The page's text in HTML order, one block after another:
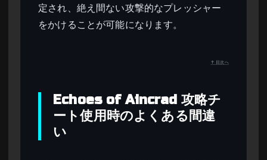
定され、絶え間ない攻撃的なプレッシャー
をかけることが可能になります。
↑ 目次へ
Echoes of Aincrad 攻略チ
ート使用時のよくある間違
い